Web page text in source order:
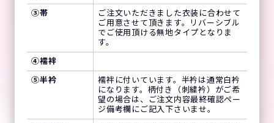
③帯
ご注文いただきました衣装に合わせて
ご用意させて頂きます。リバーシブル
でご使用頂ける無地タイプとなりま
す。
④襦袢
⑤半衿
襦袢に付いています。半衿は通常白衿
になります。柄付き（刺繍衿）がご希
望の場合は、ご注文内容最終確認ペー
ジ備考欄にご記入下さいませ。